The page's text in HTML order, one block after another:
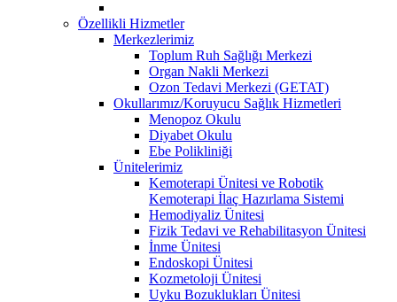
Özellikli Hizmetler
Merkezlerimiz
Toplum Ruh Sağlığı Merkezi
Organ Nakli Merkezi
Ozon Tedavi Merkezi (GETAT)
Okullarımız/Koruyucu Sağlık Hizmetleri
Menopoz Okulu
Diyabet Okulu
Ebe Polikliniği
Ünitelerimiz
Kemoterapi Ünitesi ve Robotik
Kemoterapi İlaç Hazırlama Sistemi
Hemodiyaliz Ünitesi
Fizik Tedavi ve Rehabilitasyon Ünitesi
İnme Ünitesi
Endoskopi Ünitesi
Kozmetoloji Ünitesi
Uyku Bozuklukları Ünitesi